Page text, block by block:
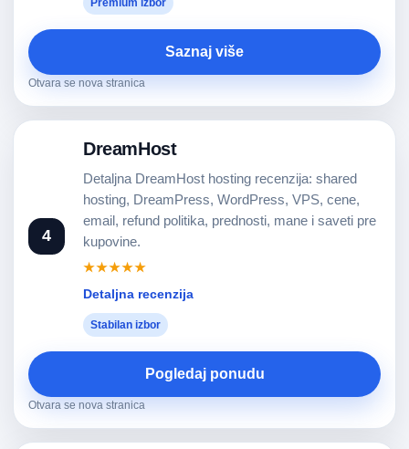
Premium izbor
Saznaj više
Otvara se nova stranica
4
DreamHost
Detaljna DreamHost hosting recenzija: shared
hosting, DreamPress, WordPress, VPS, cene,
email, refund politika, prednosti, mane i saveti pre
kupovine.
★★★★★
Detaljna recenzija
Stabilan izbor
Pogledaj ponudu
Otvara se nova stranica